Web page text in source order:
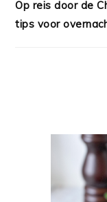
Op reis door de
tips voor